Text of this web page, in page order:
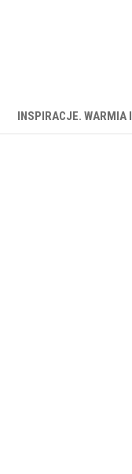
INSPIRACJE. WARMIA